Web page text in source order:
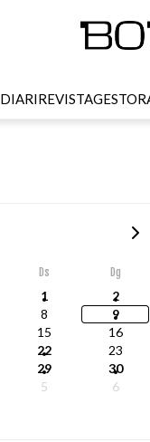
DIARIREVISTA
Ds Dg
1
2
8
9
15
16
22
23
29
30
5 6